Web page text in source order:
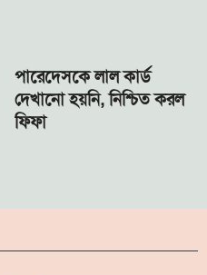
পারেদেসকে লাল কার্ড
দেখানো হয়নি, নিশ্চিত করল
ফিফা